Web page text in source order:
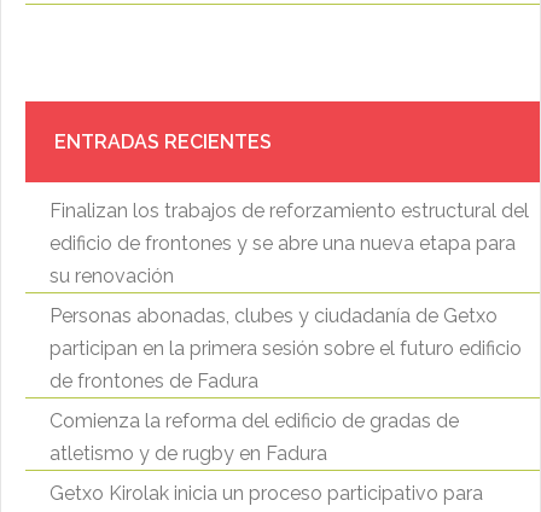
ENTRADAS RECIENTES
Finalizan los trabajos de reforzamiento estructural del
edificio de frontones y se abre una nueva etapa para
su renovación
Personas abonadas, clubes y ciudadanía de Getxo
participan en la primera sesión sobre el futuro edificio
de frontones de Fadura
Comienza la reforma del edificio de gradas de
atletismo y de rugby en Fadura
Getxo Kirolak inicia un proceso participativo para